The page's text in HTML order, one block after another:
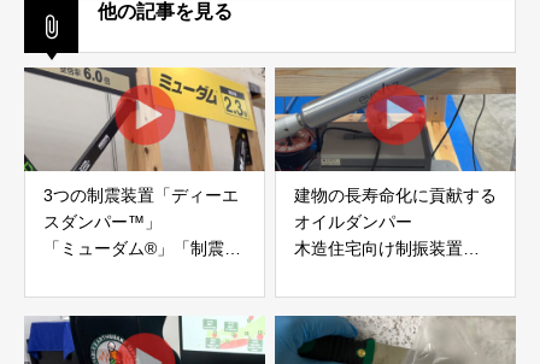
他の記事を見る
3つの制震装置「ディーエ
スダンパー™」
「ミューダム®」「制震テ
アイディールブレーン株式
会社
建物の長寿命化に貢献する
オイルダンパー
木造住宅向け制振装置
株式会社evoltz